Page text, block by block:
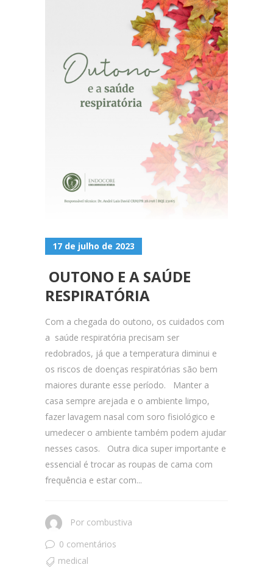
17 de julho de 2023
OUTONO E A SAÚDE
RESPIRATÓRIA
Com a chegada do outono, os cuidados com
a saúde respiratória precisam ser
redobrados, já que a temperatura diminui e
os riscos de doenças respiratórias são bem
maiores durante esse período. Manter a
casa sempre arejada e o ambiente limpo,
fazer lavagem nasal com soro fisiológico e
umedecer o ambiente também podem ajudar
nesses casos. Outra dica super importante e
essencial é trocar as roupas de cama com
frequência e estar com...
Por combustiva
0 comentários
medical